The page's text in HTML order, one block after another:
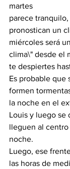
martes
parece
pronostican un
miércoles será
clima\" desde el
te despiertes
Es probable que
formen
la noche en el
Louis y luego se
lleguen al
noche.
Luego, ese
las horas de